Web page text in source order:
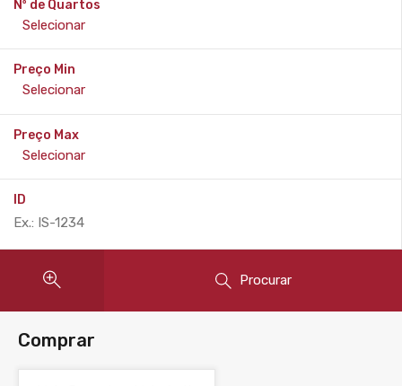
Nº de Quartos
Preço Min
Preço Max
ID
Procurar
Comprar